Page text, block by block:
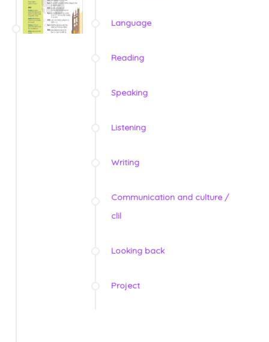
Language
Reading
Speaking
Listening
Writing
Communication and culture /
clil
Looking back
Project